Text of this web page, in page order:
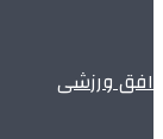
افق ورزشی